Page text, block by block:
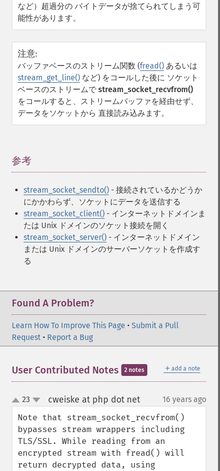
など）超過分の バイトデータが捨てられてしまう可
能性があります。
注意:
バッファベースのストリーム関数 (fread() あるいは
stream_get_line() など) をコールした後に ソケット
ベースのストリームで stream_socket_recvfrom()
をコールすると、ストリームバッファを経由せず、
データをソケットから 直接読み込みます。
参考
stream_socket_sendto() - 接続されているかどうか
にかかわらず、ソケットにデータを送信する
stream_socket_client() - インターネットドメインま
たは Unix ドメインのソケット接続を開く
stream_socket_server() - インターネットドメイン
または Unix ドメインのサーバーソケットを作成す
る
Found A Problem?
Learn How To Improve This Page • Submit a Pull
Request • Report a Bug
＋ add a note
User Contributed Notes 2 notes
up
down
23 cweiske at php dot net¶ 16 years ago
Note that stream_socket_recvfrom()
bypasses stream wrappers including
TLS/SSL. While reading from an
encrypted stream with fread() will
return decrypted data, using